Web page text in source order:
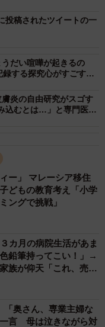
投稿されたツイートの一
だい喧嘩が起きるの
する探究心がすごすぎ
炎の自由研究がスゴす
込むとは…」と専門医も
ー」 マレーシア移住
どもの教育考え「小学
ングで挑戦」
カ月の病院生活があま
鉛筆持ってこい！」→
族が仰天「これ、売れ
奥さん、専業主婦な
言 母は泣きながら対